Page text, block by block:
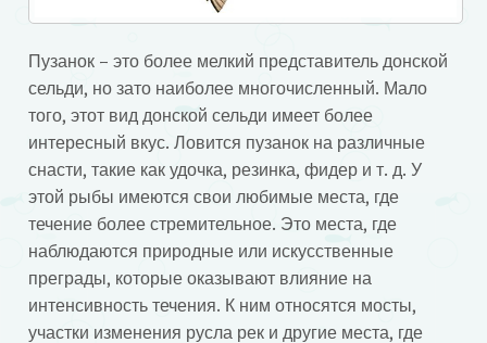
Пузанок – это более мелкий представитель донской
сельди, но зато наиболее многочисленный. Мало
того, этот вид донской сельди имеет более
интересный вкус. Ловится пузанок на различные
снасти, такие как удочка, резинка, фидер и т. д. У
этой рыбы имеются свои любимые места, где
течение более стремительное. Это места, где
наблюдаются природные или искусственные
преграды, которые оказывают влияние на
интенсивность течения. К ним относятся мосты,
участки изменения русла рек и другие места, где